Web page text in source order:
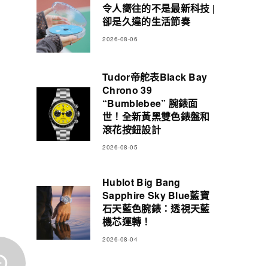
令人嚮往的不是最新科技 |
卻是久違的生活節奏
2026-08-06
Tudor帝舵表Black Bay
Chrono 39
“Bumblebee” 腕錶面
世！全新黃黑雙色錶盤和
滾花按鈕設計
2026-08-05
Hublot Big Bang
Sapphire Sky Blue藍寶
石天藍色腕錶：透視天藍
機芯運轉！
2026-08-04